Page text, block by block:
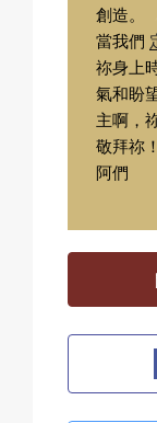
創造。
當我們
祢身上
氣和盼
主啊，
敬拜祢！
阿們